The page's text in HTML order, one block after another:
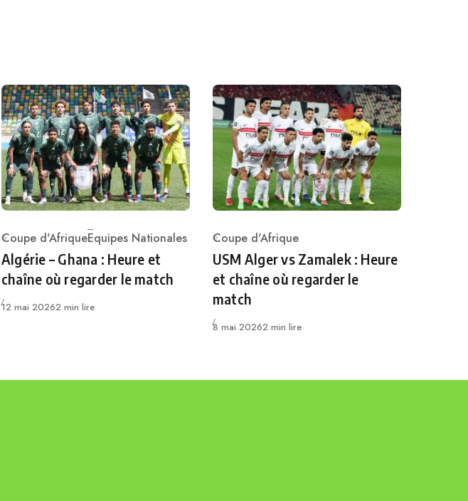
Category
Coupe d'AfriqueEquipes Nationales
Algérie – Ghana : Heure et
chaîne où regarder le match
Publié
12 mai 20262 min lire
Category
Coupe d'Afrique
USM Alger vs Zamalek : Heure
et chaîne où regarder le
match
Publié
8 mai 20262 min lire